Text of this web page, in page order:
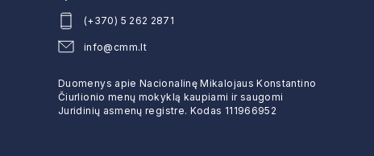
(+370) 5 262 2871
info@cmm.lt
Duomenys apie Nacionalinę Mikalojaus Konstantino
Čiurlionio menų mokyklą kaupiami ir saugomi
Juridinių asmenų registre. Kodas 111966952